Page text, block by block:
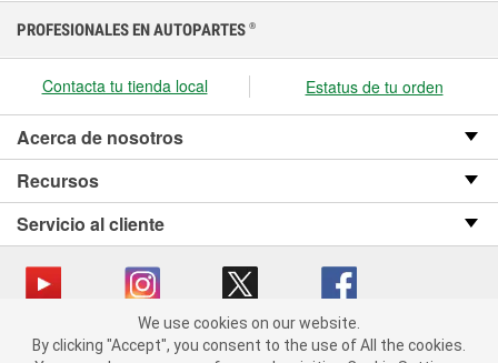
We use cookies on our website. By clicking "Accept", you consent
to the use of All the cookies.
PROFESIONALES EN AUTOPARTES ®
Contacta tu tienda local Estatus de tu orden
Acerca de nosotros
Recursos
Servicio al cliente
Copyright © 2008-2026 O’Reilly Auto Parts v OST_3.2.0.0.729 (3) cv1361
We use cookies on our website.
By clicking "Accept", you consent to the use of All the cookies.